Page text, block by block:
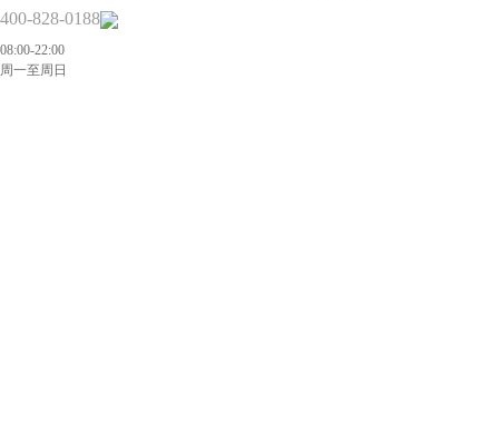
400-828-0188
08:00-22:00
周一至周日